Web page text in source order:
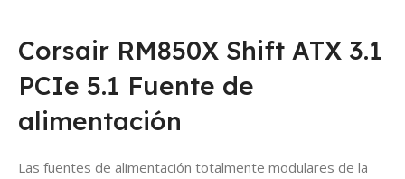
Corsair RM850X Shift ATX 3.1
PCIe 5.1 Fuente de
alimentación
Las fuentes de alimentación totalmente modulares de la